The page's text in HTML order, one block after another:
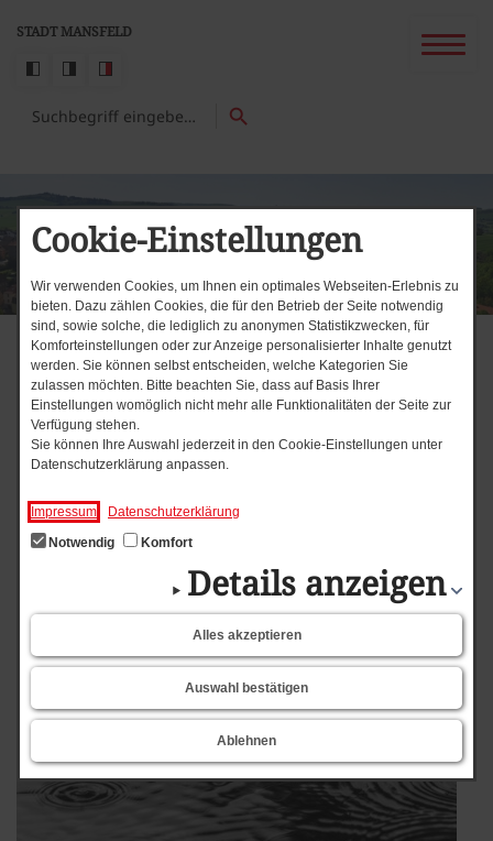
Cookie-Einstellungen
Wir verwenden Cookies, um Ihnen ein optimales Webseiten-Erlebnis zu
bieten. Dazu zählen Cookies, die für den Betrieb der Seite notwendig
sind, sowie solche, die lediglich zu anonymen Statistikzwecken, für
Komforteinstellungen oder zur Anzeige personalisierter Inhalte genutzt
werden. Sie können selbst entscheiden, welche Kategorien Sie
zulassen möchten. Bitte beachten Sie, dass auf Basis Ihrer
Einstellungen womöglich nicht mehr alle Funktionalitäten der Seite zur
Verfügung stehen.
Sie können Ihre Auswahl jederzeit in den Cookie-Einstellungen unter
Datenschutzerklärung anpassen.
Impressum
Datenschutzerklärung
Notwendig
Komfort
Details anzeigen
Alles akzeptieren
Auswahl bestätigen
Ablehnen
STADT MANSFELD
Start Mühlenbad heute geschlossen
News-Ticker
Fonds Energieeffizienz
Mühlenbad heute
geschlossen